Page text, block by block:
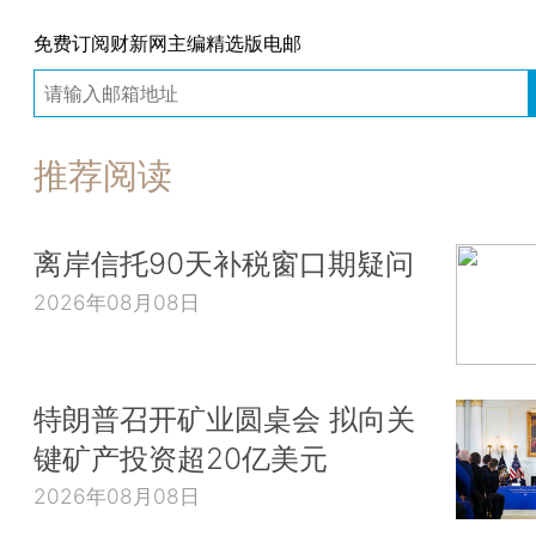
免费订阅财新网主编精选版电邮
推荐阅读
离岸信托90天补税窗口期疑问
2026年08月08日
特朗普召开矿业圆桌会 拟向关
键矿产投资超20亿美元
2026年08月08日